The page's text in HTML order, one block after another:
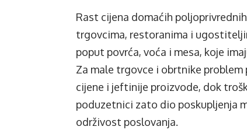
Rast cijena domaćih
trgovcima, restoranima i
poput povrća, voća i mesa, koje
Za male trgovce i obrtnike problem
cijene i jeftinije proizvode, dok
poduzetnici zato dio poskupljenja
održivost poslovanja.